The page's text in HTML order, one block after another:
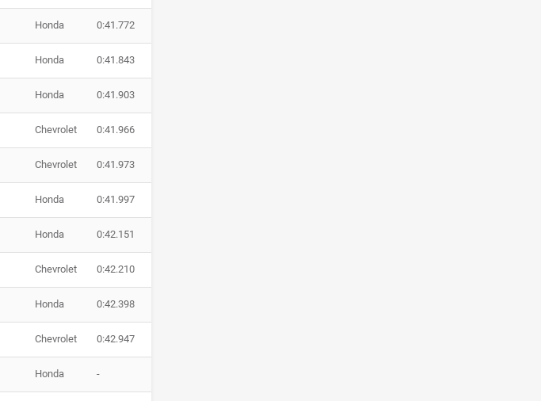
Honda 0:41.772
Honda 0:41.843
Honda 0:41.903
Chevrolet 0:41.966
Chevrolet 0:41.973
Honda 0:41.997
Honda 0:42.151
Chevrolet 0:42.210
Honda 0:42.398
Chevrolet 0:42.947
Honda -